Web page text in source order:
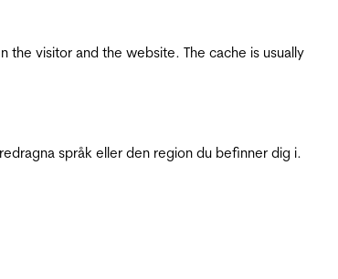
visitor and the website. The cache is usually
språk eller den region du befinner dig i.